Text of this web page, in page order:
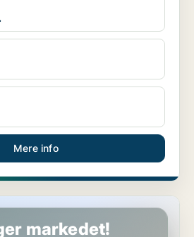
Mere info
markedet!